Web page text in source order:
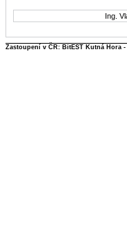
Ing.
Zastoupení v ČR: BitEST Kutná Hora -